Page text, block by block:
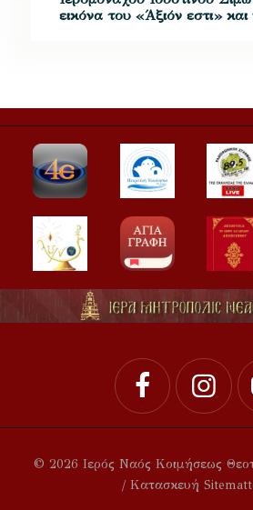
εικόνα του «Άξιόν εστι» και
© 2026 Ιερός Ναός Κοιμήσεως
/ Κατασκευή